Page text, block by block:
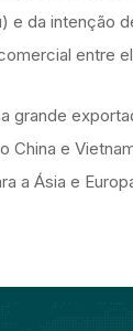
e da intenção
entre
grande
China e
a Ásia e